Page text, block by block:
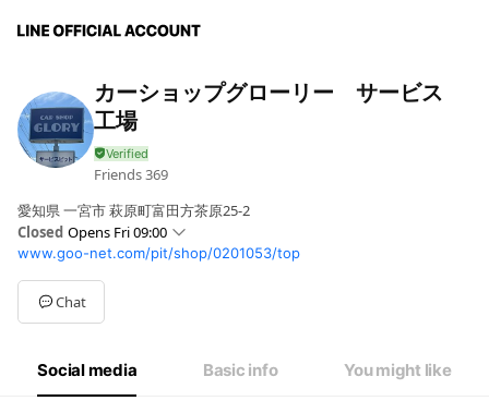
カーショップグローリー サービス
工場
Friends369
愛知県 一宮市 萩原町富田方茶原25-2
Closed Opens Fri 09:00
Sun09:00 - 18:00
Mon09:00 - 18:00
TueClosed
Wed09:00 - 18:00
09:00 - 18:00
09:00 - 18:00
毎月第３月曜日・毎週火曜日 定休
www.goo-net.com/pit/shop/0201053/top
Chat
Social media Basic info You might like